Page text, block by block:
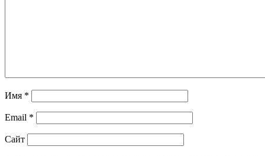
Имя *
Email *
Сайт